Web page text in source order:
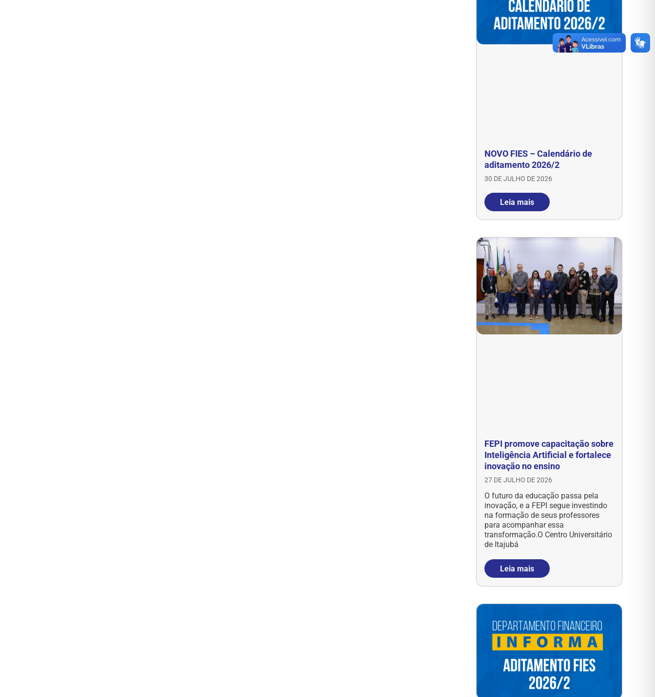
NOVO FIES – Calendário de
aditamento 2026/2
30 DE JULHO DE 2026
Leia mais
FEPI promove capacitação sobre
Inteligência Artificial e fortalece
inovação no ensino
27 DE JULHO DE 2026
O futuro da educação passa pela
inovação, e a FEPI segue investindo
na formação de seus professores
para acompanhar essa
transformação.O Centro Universitário
de Itajubá
Leia mais